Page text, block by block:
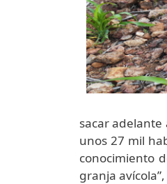
sacar
unos 27 mil
conocimiento
granja